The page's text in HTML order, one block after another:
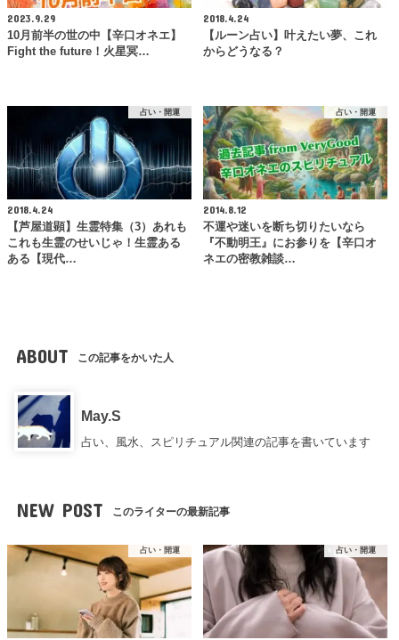
2023.9.29
10月前半の世の中【辛口オネエ】
Fight the future！火星冥…
2018.4.24
【ルーン占い】叶えたい夢、これ
からどうなる？
占い・開運
2018.4.24
【芦屋道顕】生霊特集（3）あれも
これも生霊のせいじゃ！生霊ある
ある【現代…
占い・開運
2014.8.12
不運や迷いを断ち切りたいなら
『不動明王』にお参りを【辛口オ
ネエの密教雑談…
ABOUT この記事をかいた人
May.S
占い、風水、スピリチュアル関連の記事を書いています
NEW POST このライターの最新記事
占い・開運 占い・開運